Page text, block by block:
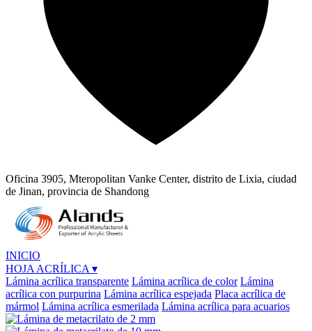
Oficina 3905, Mteropolitan Vanke Center, distrito de Lixia, ciudad
de Jinan, provincia de Shandong
INICIO
HOJA ACRÍLICA ▾
Lámina acrílica transparente Lámina acrílica de color Lámina
acrílica con purpurina Lámina acrílica espejada Placa acrílica de
mármol Lámina acrílica esmerilada Lámina acrílica para acuarios